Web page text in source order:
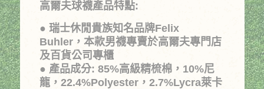
格：
NT$250。
格：
NT$200。
高爾夫球襪產品特點:
● 瑞士休閒貴族知名品牌Felix
Buhler，本款男襪專賣於高爾夫專門店
及百貨公司專櫃
● 產品成分: 85%高級精梳棉，10%尼
龍，22.4%Polyester，2.7%Lycra萊卡